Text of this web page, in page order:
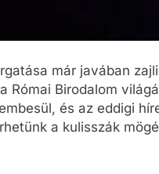
már javában
Római Birodalom
és az eddigi
a kulisszák